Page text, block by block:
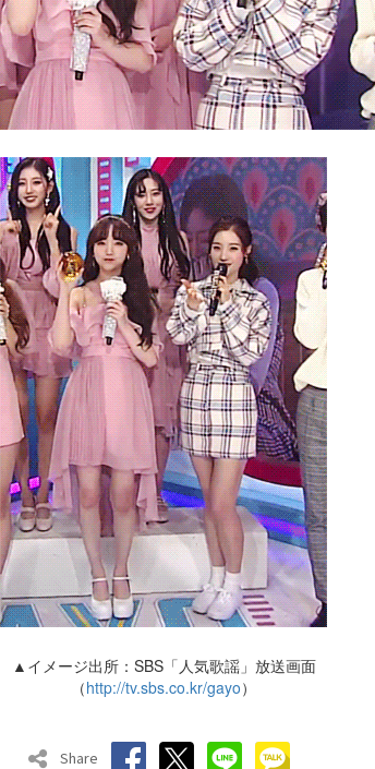
▲イメージ出所：SBS「人気歌謡」放送画面
（http://tv.sbs.co.kr/gayo）
Share